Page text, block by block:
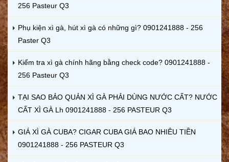
256 Pasteur Q3
Phụ kiện xì gà, hút xì gà có những gì? 0901241888 - 256
Paster Q3
Kiểm tra xì gà chính hãng bằng check code? 0901241888 -
256 Pasteur Q3
TẠI SAO BẢO QUẢN XÌ GÀ PHẢI DÙNG NƯỚC CẤT? NƯỚC
CẤT XÌ GÀ Lh 0901241888 - 256 PASTEUR Q3
GIÁ XÌ GÀ CUBA? CIGAR CUBA GIÁ BAO NHIÊU TIỀN
0901241888 - 256 PASTEUR Q3